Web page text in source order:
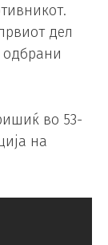
дел
во 53-
на